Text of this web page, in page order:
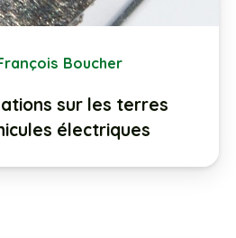
Boucher
sur les terres
électriques